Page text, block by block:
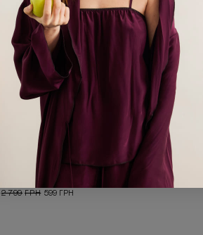
ДЖИНСИ СІРІ ВИВАРЕНІ
2 799 ГРН 599 ГРН